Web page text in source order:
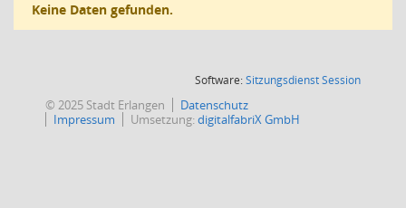
Keine Daten gefunden.
Software:SitzungsdienstSession(Wird in
© 2025 Stadt Erlangen
Datenschutz
Impressum
Umsetzung:digitalfabriX GmbH